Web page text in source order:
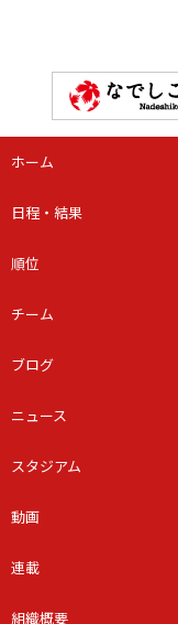
ホーム
日程・結果
順位
チーム
ブログ
ニュース
スタジアム
動画
連載
組織概要